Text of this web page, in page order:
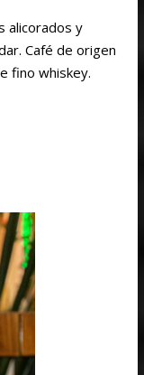
alicorados y
Café de origen
fino whiskey.